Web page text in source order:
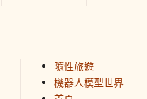
隨性旅遊
機器人模型世界